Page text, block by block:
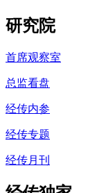
研究院
首席观察室
总监看盘
经传内参
经传专题
经传月刊